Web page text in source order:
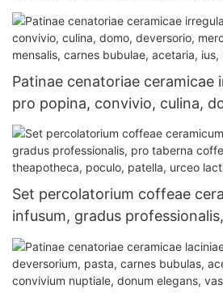
iterum adhibenda, gradu
Patinae cenatoriae ceramicae
pro popina, convivio, culina,
mercatoria, supellex mensalis,
acetaria, ius, bellaria.
Set percolatorium coffeae
infusum, gradus
coffeae domestica, popina,
patella, urceo lactis